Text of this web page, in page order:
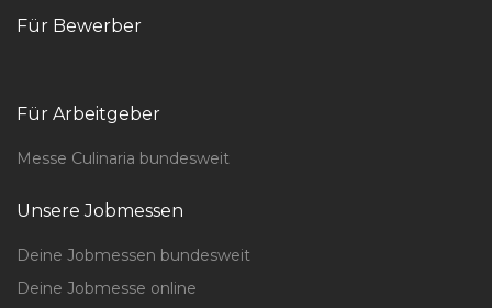
Für Bewerber
Für Arbeitgeber
Messe Culinaria bundesweit
Unsere Jobmessen
Deine Jobmessen bundesweit
Deine Jobmesse online